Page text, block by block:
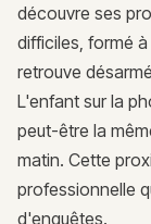
découvre ses
difficiles, formé
retrouve
L'enfant sur la
peut-être la
matin. Cette
professionnelle
d'enquêtes.